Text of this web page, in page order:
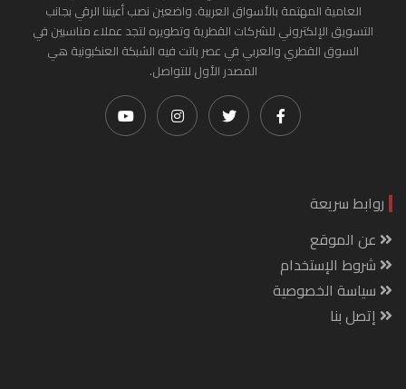
العامية المهتمة بالأسواق العربية. واضعين نصب أعيننا الرقي بجانب
التسويق الإلكتروني للشركات القطرية وتطويره لتجد عملاء مناسبين في
السوق القطري والعربي في عصر باتت فيه الشبكة العنكبونية هي
المصدر الأول للتواصل.
روابط سريعة
عن الموقع
شروط الإستخدام
سياسة الخصوصية
إتصل بنا